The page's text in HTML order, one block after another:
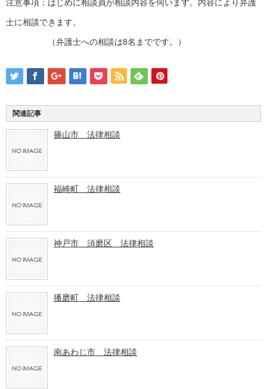
注意事項：はじめに相談員が相談内容を伺います。内容により弁護
士に相談できます。
（弁護士への相談は8名までです。）
関連記事
篠山市 法律相談
福崎町 法律相談
神戸市 須磨区 法律相談
播磨町 法律相談
南あわじ市 法律相談